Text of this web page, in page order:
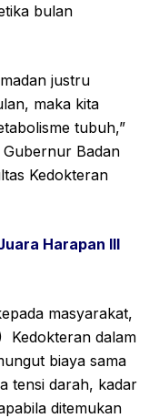
bulan
justru
maka kita
tubuh,”
Badan
Kedokteran
Harapan III
masyarakat,
Kedokteran dalam
biaya sama
tensi darah, kadar
ditemukan